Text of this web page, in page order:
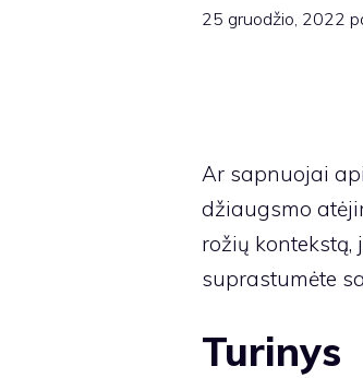
25 gruodžio, 2022
Ar sapnuojai
džiaugsmo
rožių
suprastumėte
Turinys